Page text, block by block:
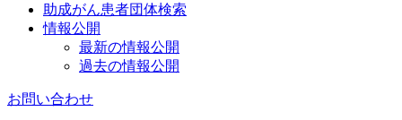
助成がん患者団体検索
情報公開
最新の情報公開
過去の情報公開
お問い合わせ